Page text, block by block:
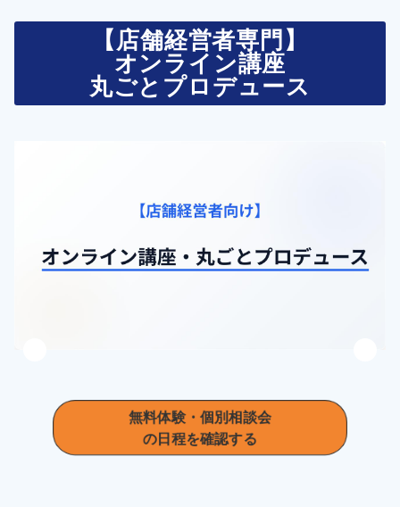
【店舗経営者専門】
オンライン講座
丸ごとプロデュース
無料体験・ 個別相談会
の日程を確認する